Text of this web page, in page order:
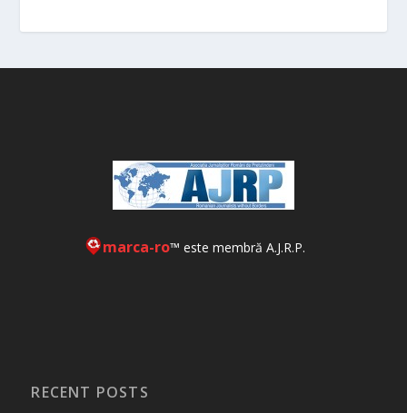
marca-ro™ este membră A.J.R.P.
RECENT POSTS